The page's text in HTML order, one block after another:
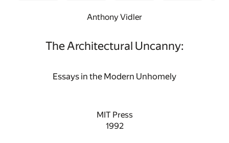
Anthony Vidler
The Architectural Uncanny:
Essays in the Modern Unhomely
MIT Press
1992